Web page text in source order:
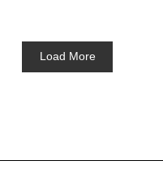
Load More